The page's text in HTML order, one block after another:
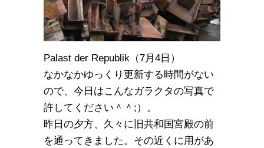
Palast der Republik（7月4日）
なかなかゆっくり更新する時間がない
ので、今日はこんなガラクタの写真で
許してください＾＾;）。
昨日の夕方、久々に旧共和国宮殿の前
を通ってきました。その近くに用があ